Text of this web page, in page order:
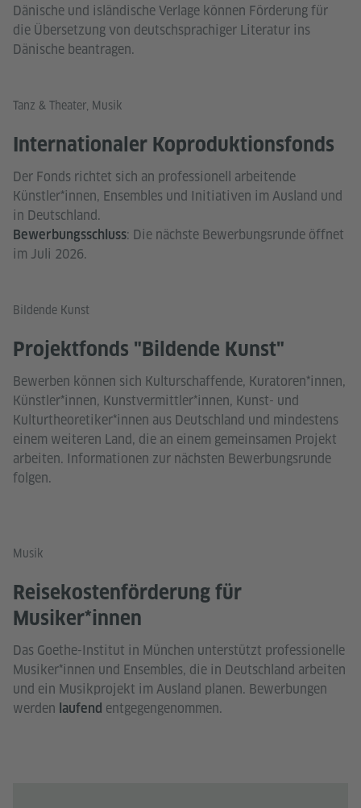
Dänische und isländische Verlage können Förderung für
die Übersetzung von deutschsprachiger Literatur ins
Dänische beantragen.
Tanz & Theater, Musik
Internationaler Koproduktionsfonds
Der Fonds richtet sich an professionell arbeitende
Künstler*innen, Ensembles und Initiativen im Ausland und
in Deutschland.
Bewerbungsschluss: Die nächste Bewerbungsrunde öffnet
im Juli 2026.
Bildende Kunst
Projektfonds "Bildende Kunst"
Bewerben können sich Kulturschaffende, Kuratoren*innen,
Künstler*innen, Kunstvermittler*innen, Kunst- und
Kulturtheoretiker*innen aus Deutschland und mindestens
einem weiteren Land, die an einem gemeinsamen Projekt
arbeiten. Informationen zur nächsten Bewerbungsrunde
folgen.
Musik
Reisekostenförderung für
Musiker*innen
Das Goethe-Institut in München unterstützt professionelle
Musiker*innen und Ensembles, die in Deutschland arbeiten
und ein Musikprojekt im Ausland planen. Bewerbungen
werden laufend entgegengenommen.